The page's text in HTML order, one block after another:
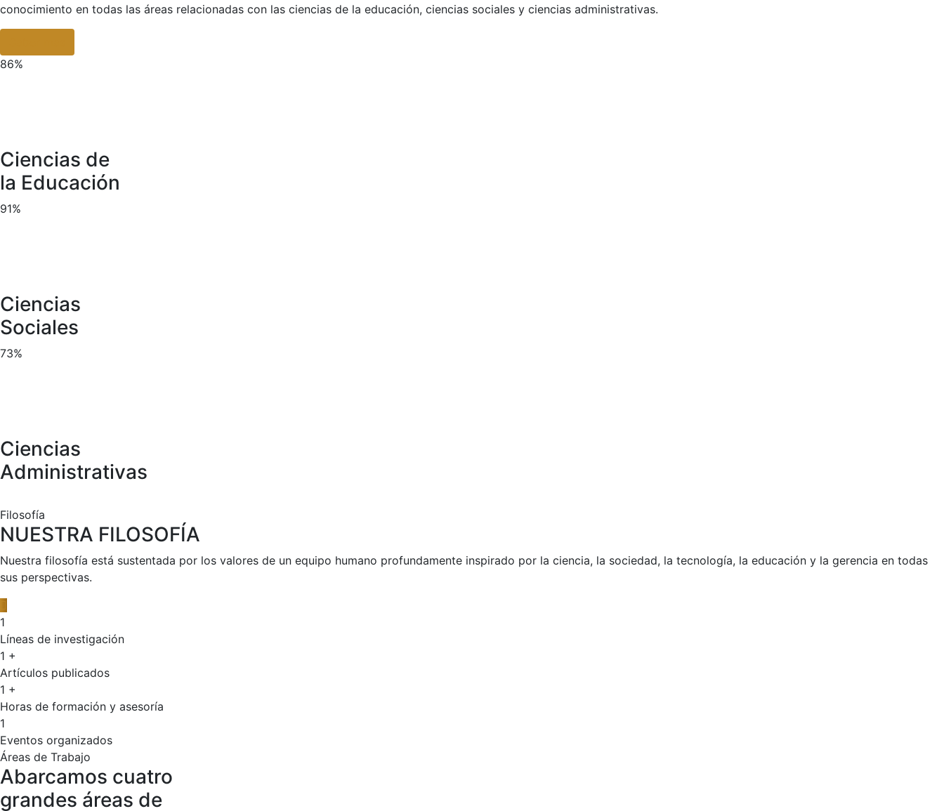
conocimiento en todas las áreas relacionadas con las ciencias de la educación, ciencias sociales y ciencias administrativas.
86%
Ciencias de
la Educación
91%
Ciencias
Sociales
73%
Ciencias
Administrativas
Filosofía
NUESTRA FILOSOFÍA
Nuestra filosofía está sustentada por los valores de un equipo humano profundamente inspirado por la ciencia, la sociedad, la tecnología, la educación y la gerencia en todas
sus perspectivas.
1
Líneas de investigación
1 +
Artículos publicados
1 +
Horas de formación y asesoría
1
Eventos organizados
Áreas de Trabajo
Abarcamos cuatro
grandes áreas de